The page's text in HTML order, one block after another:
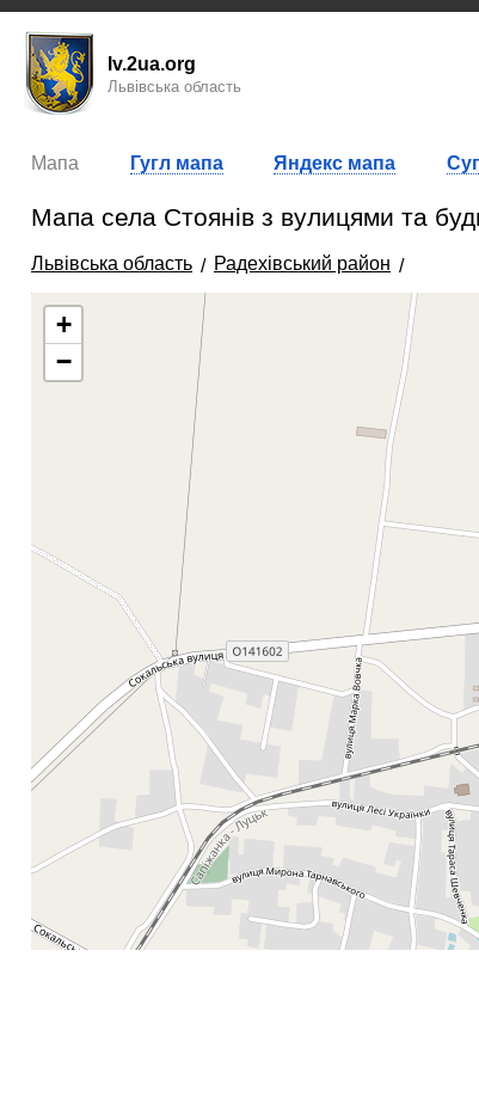
lv.2ua.org
Львівська область
Мапа Гугл мапа Яндекс мапа
Мапа села Стоянів з вулицями та
Львівська область Радехівський район
+
−